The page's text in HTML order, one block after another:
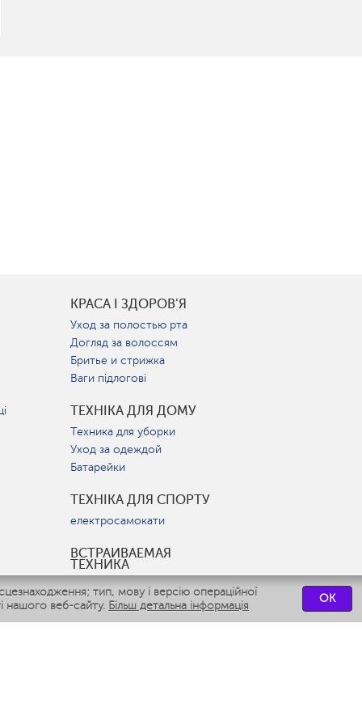
тип, мову і версію операційної
нашого веб-сайту. Більш детальна інформація
OK
КРАСА І ЗДОРОВ'Я
Уход за полостью рта
Догляд за волоссям
Бритье и стрижка
Ваги підлогові
ТЕХНІКА ДЛЯ ДОМУ
Техника для уборки
Уход за одеждой
Батарейки
ТЕХНІКА ДЛЯ СПОРТУ
електросамокати
ВСТРАИВАЕМАЯ
ТЕХНИКА
Вытяжки
Варочные панели
Духовые шкафы